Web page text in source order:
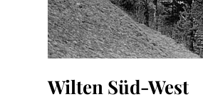
Wilten Süd-West